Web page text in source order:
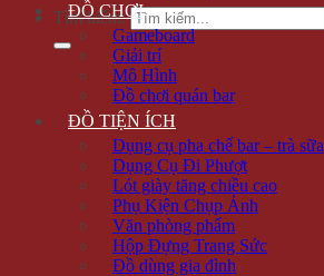
Tìm kiếm:
ĐỒ CHƠI
Gameboard
Giải trí
Mô Hình
Đồ chơi quán bar
ĐỒ TIỆN ÍCH
Dụng cụ pha chế bar – trà sữa
Dụng Cụ Đi Phượt
Lót giày tăng chiều cao
Phụ Kiện Chụp Ảnh
Văn phòng phẩm
Hộp Đựng Trang Sức
Đồ dùng gia đình